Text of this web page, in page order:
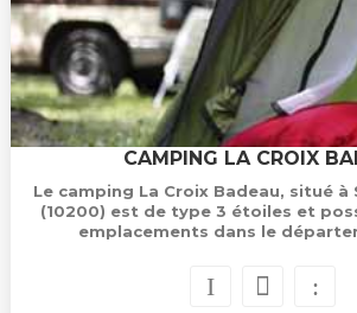
CAMPING LA CROIX
Le camping La Croix Badeau, situé à
(10200) est de type 3 étoiles et
emplacements dans le